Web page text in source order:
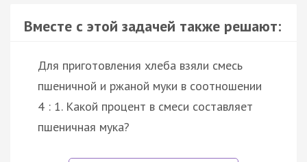
Вместе с этой задачей также решают:
Для приготовления хлеба взяли смесь
пшеничной и ржаной муки в соотношении
4 : 1. Какой процент в смеси составляет
пшеничная мука?